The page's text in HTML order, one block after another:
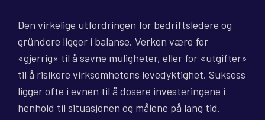
Den virkelige utfordringen for bedriftsledere og
gründere ligger i balanse. Verken være for
«gjerrig» til å savne muligheter, eller for «utgifter»
til å risikere virksomhetens levedyktighet. Suksess
ligger ofte i evnen til å dosere investeringene i
henhold til situasjonen og målene på lang tid.